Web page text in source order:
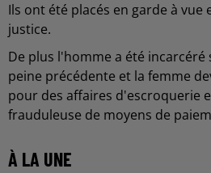
Ils ont été placés en garde à vue
justice.
De plus l'homme a été incarcéré
peine précédente et la femme
pour des affaires d'escroquerie
frauduleuse de moyens de
À LA UNE